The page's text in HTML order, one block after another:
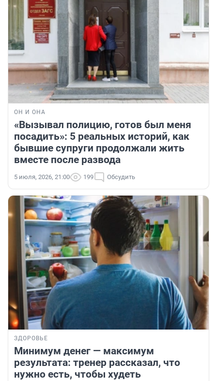
ОН И ОНА
«Вызывал полицию, готов был меня
посадить»: 5 реальных историй, как
бывшие супруги продолжали жить
вместе после развода
5 июля, 2026, 21:00 199 Обсудить
ЗДОРОВЬЕ
Минимум денег — максимум
результата: тренер рассказал, что
нужно есть, чтобы худеть